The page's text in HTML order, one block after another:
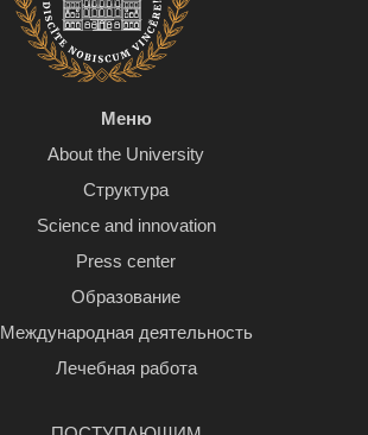
Меню
About the University
Структура
Science and innovation
Press center
Образование
Международная деятельность
Лечебная работа